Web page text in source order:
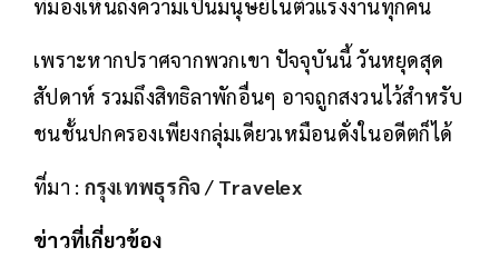
ที่มองเห็นถึงความเป็นมนุษย์ในตัวแรงงานทุกคน
เพราะหากปราศจากพวกเขา ปัจจุบันนี้ วันหยุดสุด
สัปดาห์ รวมถึงสิทธิลาพักอื่นๆ อาจถูกสงวนไว้สำหรับ
ชนชั้นปกครองเพียงกลุ่มเดียวเหมือนดั่งในอดีตก็ได้
ที่มา : กรุงเทพธุรกิจ/ Travelex
ข่าวที่เกี่ยวข้อง